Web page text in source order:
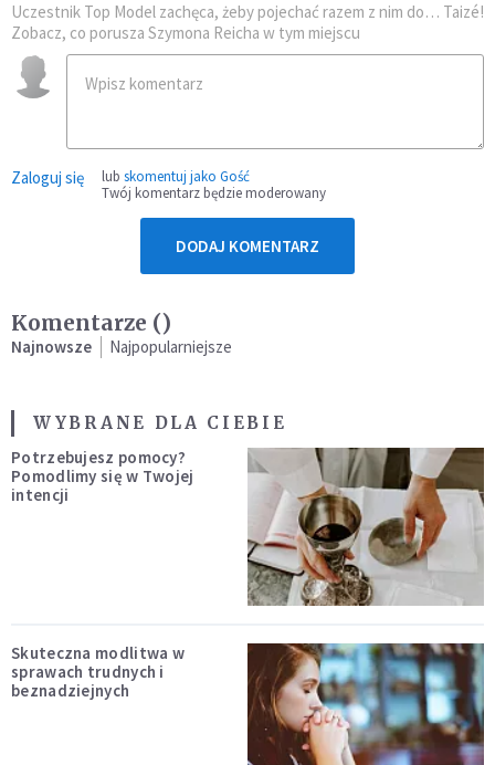
Uczestnik Top Model zachęca, żeby pojechać razem z nim do… Taizé!
Zobacz, co porusza Szymona Reicha w tym miejscu
Zaloguj się lub skomentuj jako Gość
Twój komentarz będzie moderowany
DODAJ KOMENTARZ
Komentarze ()
Najnowsze Najpopularniejsze
WYBRANE DLA CIEBIE
Potrzebujesz pomocy?
Pomodlimy się w Twojej
intencji
Skuteczna modlitwa w
sprawach trudnych i
beznadziejnych